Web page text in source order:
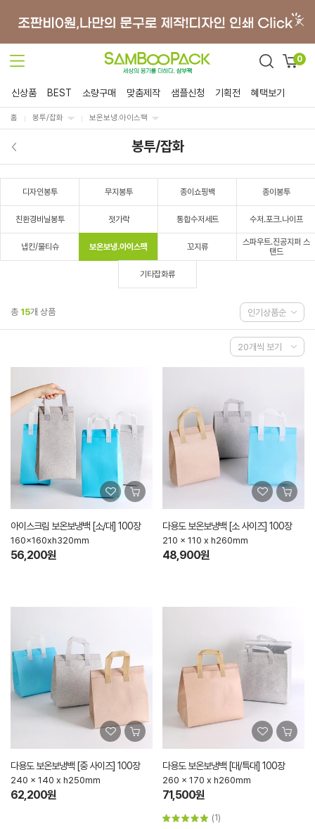
0
신상품 BEST 소량구매 맞춤제작 샘플신청 기획전 혜택보기
홈 봉투/잡화 보온보냉.아이스팩
봉투/잡화
디자인봉투 무지봉투 종이쇼핑백 종이봉투
친환경비닐봉투 젓가락 통합수저세트 수저.포크.나이프
냅킨/물티슈 보온보냉.아이스팩 꼬지류
스파우트.진공지퍼 스
탠드
기타잡화류
총 15개 상품
아이스크림 보온보냉백 [소/대] 100장
160x160xh320mm
56,200원
다용도 보온보냉백 [소 사이즈] 100장
210 x 110 x h260mm
48,900원
다용도 보온보냉백 [중 사이즈] 100장
240 x 140 x h250mm
62,200원
다용도 보온보냉백 [대/특대] 100장
260 x 170 x h260mm
71,500원
(1)